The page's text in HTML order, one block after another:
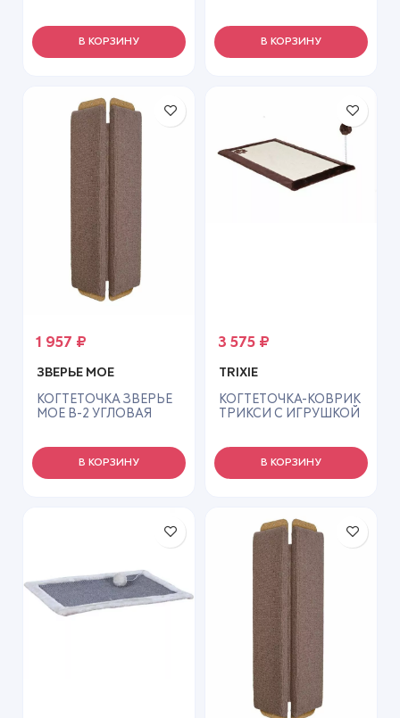
Breed ИК-27
В КОРЗИНУ В КОРЗИНУ
1 957 ₽
ЗВЕРЬЕ МОЕ
КОГТЕТОЧКА ЗВЕРЬЕ
МОЕ В-2 УГЛОВАЯ
В КОРЗИНУ
3 575 ₽
TRIXIE
КОГТЕТОЧКА-КОВРИК
ТРИКСИ С ИГРУШКОЙ
В КОРЗИНУ